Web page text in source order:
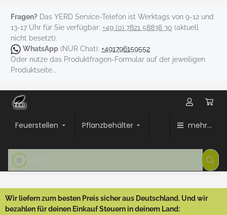
Fragen? Das YERD Service-Telefon ist Werktags von 9-12 und
13-17 Uhr für Sie verfügbar: +49 (0) 7821 58838 30 (aktuell
nicht besetzt).
WhatsApp (NUR Chat): +491796159552
Oder nutze das Produktfragen-Formular auf der jeweiligen
Produktseite...
Feuerstellen Pflanzbehälter mehr...
Wir liefern zum besten Preis sicher aus Deutschland. Und wir
bezahlen für deinen Einkauf Steuern in deinem Land: